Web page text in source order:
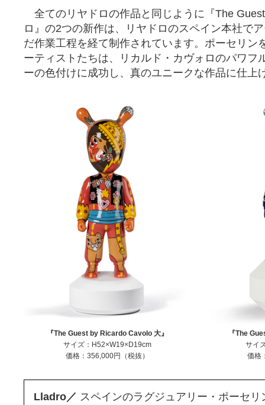
全てのリヤドロの作品と同じように『The
ロ』の2つの新作は、リヤドロのスペイン本社で
だ作業工程を経て制作されています。ポーセリン
ーティストたちは、リカルド・カヴォロのパワフ
ーの色付けに成功し、真のユニークな作品に仕上
『The Guest by Ricardo Cavolo 大』
サイズ：H52×W19×D19cm
価格：356,000円（税抜）
『The
サイ
価格
Lladro／ スペインのラグジュアリー・ポーセ